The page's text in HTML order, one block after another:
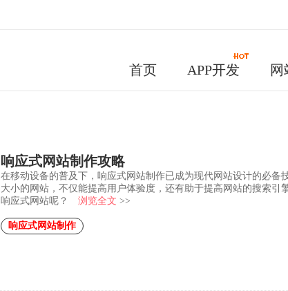
首页 APP开发 网
响应式网站制作攻略
在移动设备的普及下，响应式网站制作已成为现代网站设计的必备
大小的网站，不仅能提高用户体验度，还有助于提高网站的搜索引
响应式网站呢？
浏览全文 >>
响应式网站制作